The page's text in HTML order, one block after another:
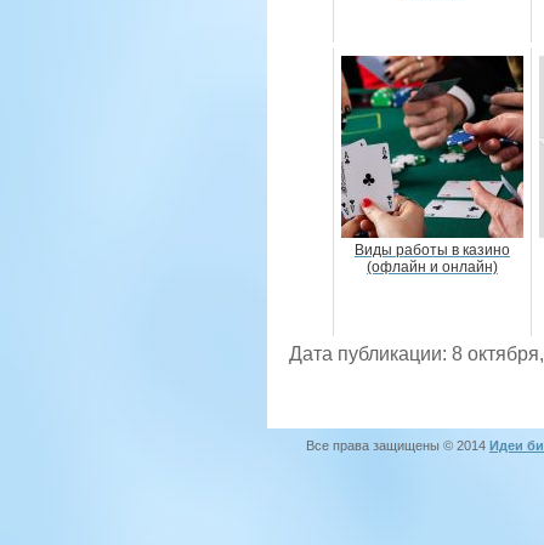
Виды работы в казино
(офлайн и онлайн)
Дата публикации: 8
Все права защищены © 2014 Идеи